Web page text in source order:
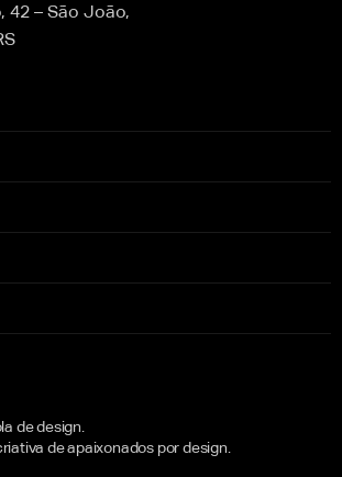
42 – São João,
de design.
de apaixonados por design.